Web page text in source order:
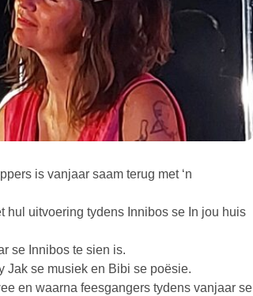
is vanjaar saam terug met ‘n
hul uitvoering tydens Innibos se In jou huis
se Innibos te sien is.
Jak se musiek en Bibi se poësie.
en waarna feesgangers tydens vanjaar se